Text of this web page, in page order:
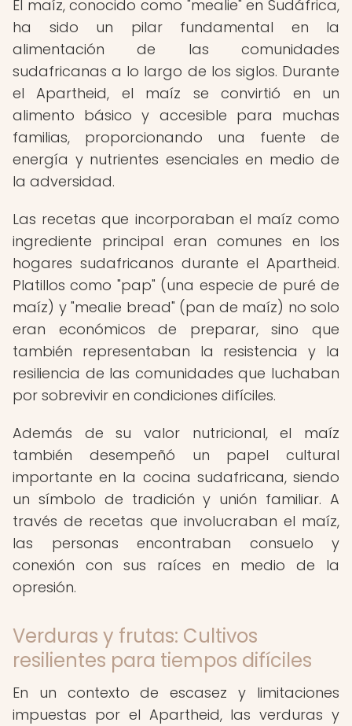
El maíz, conocido como "mealie" en Sudáfrica,
ha sido un pilar fundamental en la
alimentación de las comunidades
sudafricanas a lo largo de los siglos. Durante
el Apartheid, el maíz se convirtió en un
alimento básico y accesible para muchas
familias, proporcionando una fuente de
energía y nutrientes esenciales en medio de
la adversidad.
Las recetas que incorporaban el maíz como
ingrediente principal eran comunes en los
hogares sudafricanos durante el Apartheid.
Platillos como "pap" (una especie de puré de
maíz) y "mealie bread" (pan de maíz) no solo
eran económicos de preparar, sino que
también representaban la resistencia y la
resiliencia de las comunidades que luchaban
por sobrevivir en condiciones difíciles.
Además de su valor nutricional, el maíz
también desempeñó un papel cultural
importante en la cocina sudafricana, siendo
un símbolo de tradición y unión familiar. A
través de recetas que involucraban el maíz,
las personas encontraban consuelo y
conexión con sus raíces en medio de la
opresión.
Verduras y frutas: Cultivos
resilientes para tiempos difíciles
En un contexto de escasez y limitaciones
impuestas por el Apartheid, las verduras y